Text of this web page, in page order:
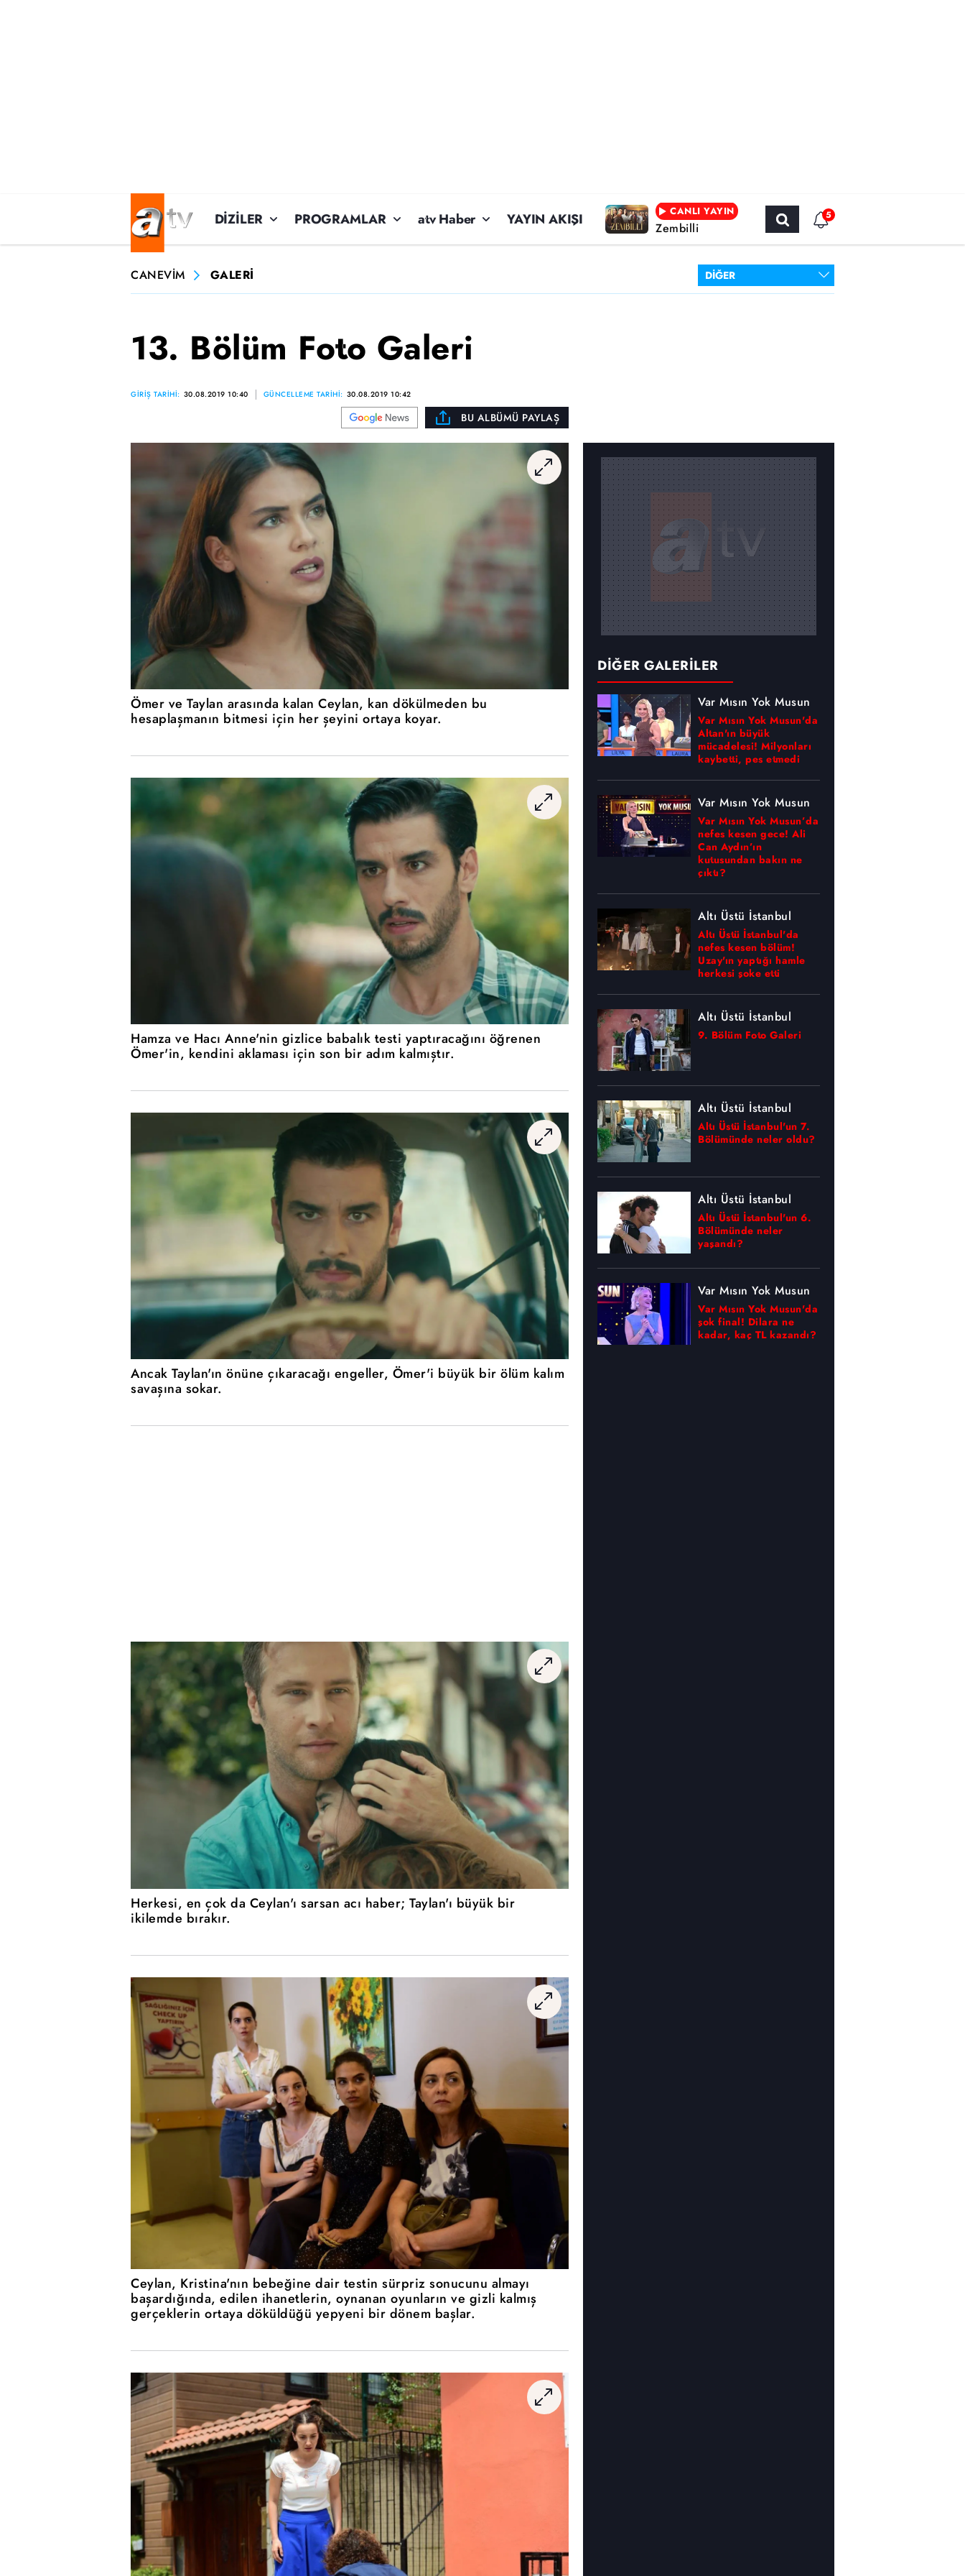
DİZİLER PROGRAMLAR atv Haber YAYIN AKIŞI CANLI YAYIN
Zembilli
5
CANEVİM GALERİ
13. Bölüm Foto Galeri
GİRİŞ TARİHİ: 30.08.2019 10:40 GÜNCELLEME TARİHİ: 30.08.2019 10:42
BU ALBÜMÜ PAYLAŞ
Ömer ve Taylan arasında kalan Ceylan, kan dökülmeden bu
hesaplaşmanın bitmesi için her şeyini ortaya koyar.
Hamza ve Hacı Anne'nin gizlice babalık testi yaptıracağını öğrenen
Ömer'in, kendini aklaması için son bir adım kalmıştır.
Ancak Taylan'ın önüne çıkaracağı engeller, Ömer'i büyük bir ölüm kalım
savaşına sokar.
Herkesi, en çok da Ceylan'ı sarsan acı haber; Taylan'ı büyük bir
ikilemde bırakır.
Ceylan, Kristina'nın bebeğine dair testin sürpriz sonucunu almayı
başardığında, edilen ihanetlerin, oynanan oyunların ve gizli kalmış
gerçeklerin ortaya döküldüğü yepyeni bir dönem başlar.
DİĞER GALERİLER
Var Mısın Yok Musun
Var Mısın Yok Musun'da
Altan'ın büyük
mücadelesi! Milyonları
kaybetti, pes etmedi
Var Mısın Yok Musun
Var Mısın Yok Musun’da
nefes kesen gece! Ali
Can Aydın’ın
kutusundan bakın ne
çıktı?
Altı Üstü İstanbul
Altı Üstü İstanbul'da
nefes kesen bölüm!
Uzay'ın yaptığı hamle
herkesi şoke etti
Altı Üstü İstanbul
9. Bölüm Foto Galeri
Altı Üstü İstanbul
Altı Üstü İstanbul'un 7.
Bölümünde neler oldu?
Altı Üstü İstanbul
Altı Üstü İstanbul'un 6.
Bölümünde neler
yaşandı?
Var Mısın Yok Musun
Var Mısın Yok Musun'da
şok final! Dilara ne
kadar, kaç TL kazandı?